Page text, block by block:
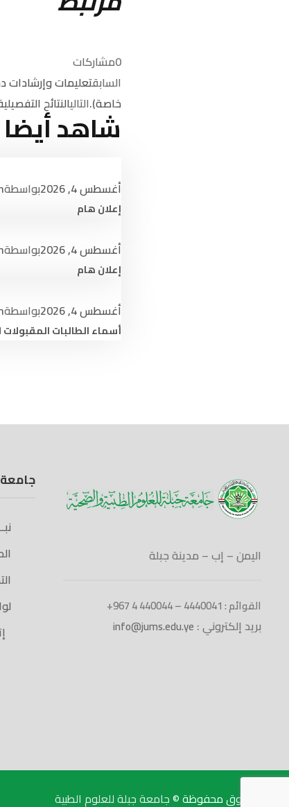
0مشاركات
السابقتعليمات وإرشادات
خاصة).التاليالنتائح
شاهد أيضا
أغسطس 4, 2026 بواسطة
إعلان هام
أغسطس 4, 2026 بواسطة
إعلان هام
أغسطس 4, 2026 بواسطة
أسماء الطالبات المقبولات
اليمن – إب – مدينة جبلة
القوائم : 4440041 – 440044 4 967+
بريد إلكتروني : info@jums.edu.ye
الحقوق محفوظة ©جامعة جبلة للعلوم الطبية